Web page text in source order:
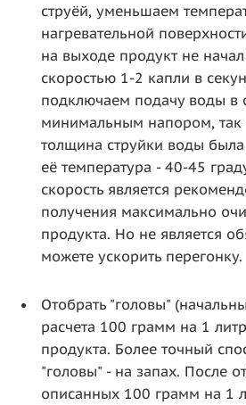
струёй, уменьшаем
нагревательной
на выходе продукт не начал
скоростью 1-2 капли в
подключаем подачу воды в
минимальным напором, так
толщина струйки воды
её температура - 40-45
скорость является
получения максимально
продукта. Но не является
можете ускорить перегонку.
Отобрать "головы"
расчета 100 грамм на 1
продукта. Более точный
"головы" - на запах. После
описанных 100 грамм на 1